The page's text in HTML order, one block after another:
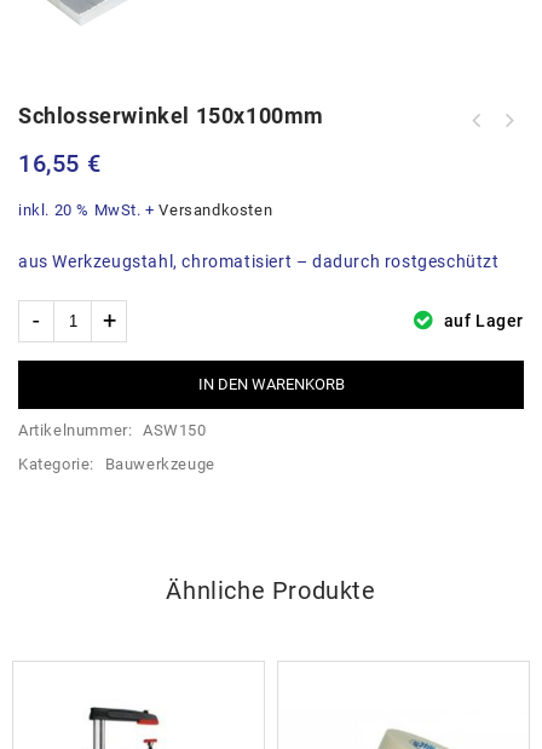
Schlosserwinkel 150x100mm
16,55 €
inkl. 20 % MwSt. +Versandkosten
aus Werkzeugstahl, chromatisiert – dadurch rostgeschützt
auf Lager
IN DEN WARENKORB
Artikelnummer: ASW150
Kategorie:
Bauwerkzeuge
Ähnliche Produkte